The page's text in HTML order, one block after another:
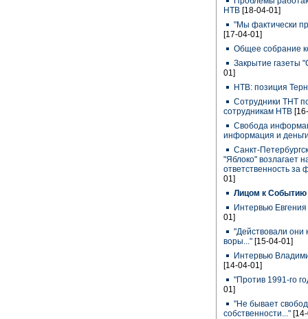
НТВ [18-04-01]
"Мы фактически
[17-04-01]
Общее собрание
Закрытие газеты
01]
НТВ: позиция
Сотрудники ТНТ
сотрудникам НТВ
Свобода
информация и
Санкт-
"Яблоко" возлагает
ответственность за
01]
Лицом к Событию
Интервью
01]
"Действовали они
воры..." [15-04-01]
Интервью
[14-04-01]
"Против 1991-го
01]
"Не бывает
собственности..."